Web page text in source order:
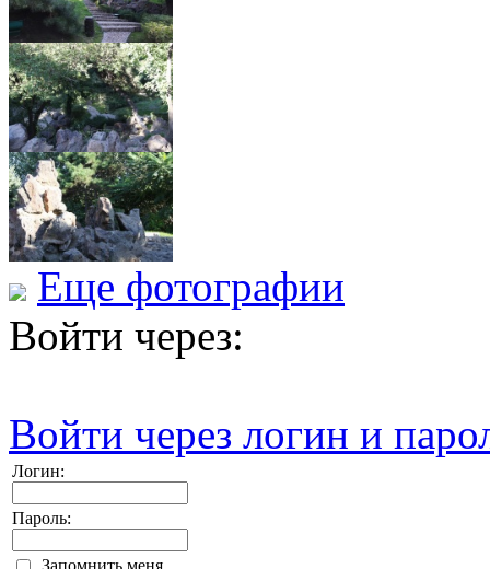
Еще фотографии
Войти через:
Войти через логин и
Логин:
Пароль:
Запомнить меня